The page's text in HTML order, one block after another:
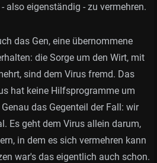
also eigenständig - zu vermehren.
das Gen, eine übernommene
die Sorge um den Wirt, mit
sind dem Virus fremd. Das
hat keine Hilfsprogramme um
das Gegenteil der Fall: wir
Es geht dem Virus allein darum,
in dem es sich vermehren kann
war's das eigentlich auch schon.